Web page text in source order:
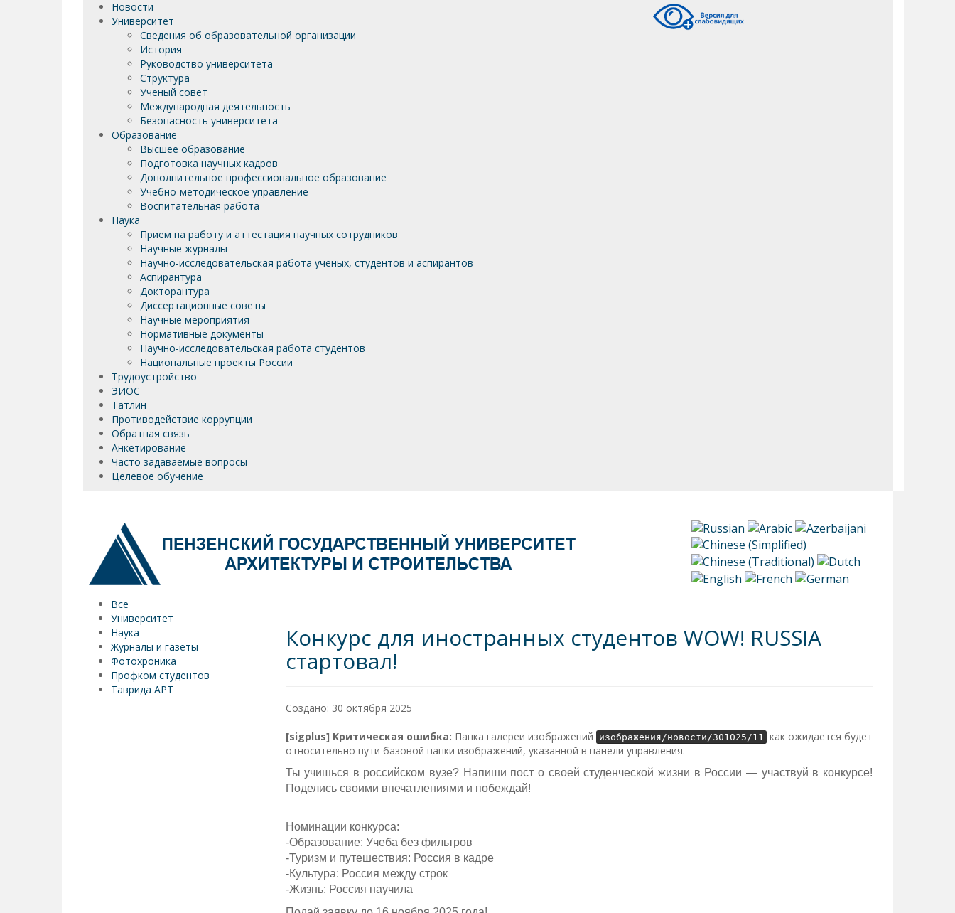
Новости
Университет
Сведения об образовательной организации
История
Руководство университета
Структура
Ученый совет
Международная деятельность
Безопасность университета
Образование
Высшее образование
Подготовка научных кадров
Дополнительное профессиональное образование
Учебно-методическое управление
Воспитательная работа
Наука
Прием на работу и аттестация научных сотрудников
Научные журналы
Научно-исследовательская работа ученых, студентов и аспирантов
Аспирантура
Докторантура
Диссертационные советы
Научные мероприятия
Нормативные документы
Научно-исследовательская работа студентов
Национальные проекты России
Трудоустройство
ЭИОС
Татлин
Противодействие коррупции
Обратная связь
Анкетирование
Часто задаваемые вопросы
Целевое обучение
Все
Университет
Наука
Журналы и газеты
Фотохроника
Профком студентов
Таврида АРТ
Конкурс для иностранных студентов WOW! RUSSIA
стартовал!
Создано: 30 октября 2025
[sigplus] Критическая ошибка: Папка галереи изображений изображения/новости/301025/11 как ожидается будет
относительно пути базовой папки изображений, указанной в панели управления.
Ты учишься в российском вузе? Напиши пост о своей студенческой жизни в России — участвуй в конкурсе!
Поделись своими впечатлениями и побеждай!
Номинации конкурса:
-Образование: Учеба без фильтров
-Туризм и путешествия: Россия в кадре
-Культура: Россия между строк
-Жизнь: Россия научила